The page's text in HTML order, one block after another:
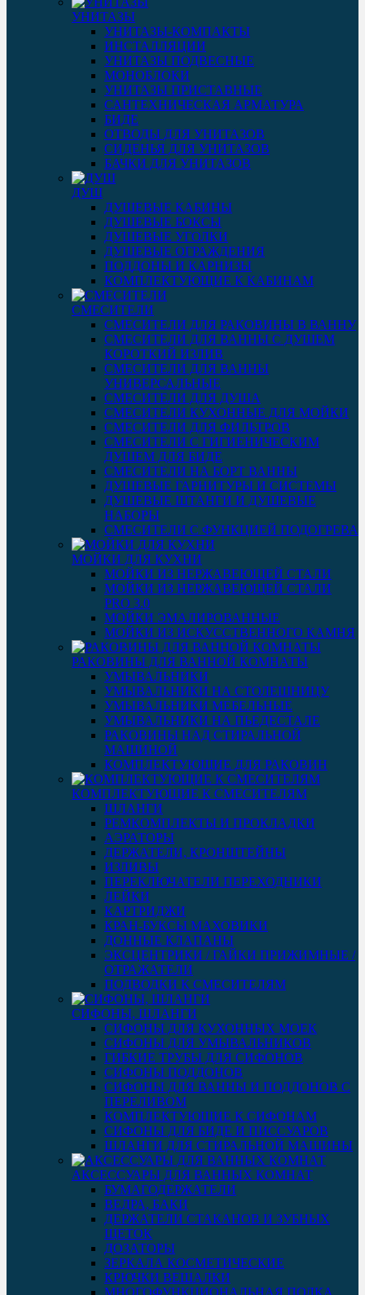
УНИТАЗЫ
УНИТАЗЫ-КОМПАКТЫ
ИНСТАЛЛЯЦИИ
УНИТАЗЫ ПОДВЕСНЫЕ
МОНОБЛОКИ
УНИТАЗЫ ПРИСТАВНЫЕ
САНТЕХНИЧЕСКАЯ АРМАТУРА
БИДЕ
ОТВОДЫ ДЛЯ УНИТАЗОВ
СИДЕНЬЯ ДЛЯ УНИТАЗОВ
БАЧКИ ДЛЯ УНИТАЗОВ
ДУШ
ДУШЕВЫЕ КАБИНЫ
ДУШЕВЫЕ БОКСЫ
ДУШЕВЫЕ УГОЛКИ
ДУШЕВЫЕ ОГРАЖДЕНИЯ
ПОДДОНЫ И КАРНИЗЫ
КОМПЛЕКТУЮЩИЕ К КАБИНАМ
СМЕСИТЕЛИ
СМЕСИТЕЛИ ДЛЯ РАКОВИНЫ В ВАННУ
СМЕСИТЕЛИ ДЛЯ ВАННЫ С ДУШЕМ
КОРОТКИЙ ИЗЛИВ
СМЕСИТЕЛИ ДЛЯ ВАННЫ
УНИВЕРСАЛЬНЫЕ
СМЕСИТЕЛИ ДЛЯ ДУША
СМЕСИТЕЛИ КУХОННЫЕ ДЛЯ МОЙКИ
СМЕСИТЕЛИ ДЛЯ ФИЛЬТРОВ
СМЕСИТЕЛИ С ГИГИЕНИЧЕСКИМ
ДУШЕМ ДЛЯ БИДЕ
СМЕСИТЕЛИ НА БОРТ ВАННЫ
ДУШЕВЫЕ ГАРНИТУРЫ И СИСТЕМЫ
ДУШЕВЫЕ ШТАНГИ И ДУШЕВЫЕ
НАБОРЫ
СМЕСИТЕЛИ С ФУНКЦИЕЙ ПОДОГРЕВА
МОЙКИ ДЛЯ КУХНИ
МОЙКИ ИЗ НЕРЖАВЕЮЩЕЙ СТАЛИ
МОЙКИ ИЗ НЕРЖАВЕЮЩЕЙ СТАЛИ
PRO 3.0
МОЙКИ ЭМАЛИРОВАННЫЕ
МОЙКИ ИЗ ИСКУССТВЕННОГО КАМНЯ
РАКОВИНЫ ДЛЯ ВАННОЙ КОМНАТЫ
УМЫВАЛЬНИКИ
УМЫВАЛЬНИКИ НА СТОЛЕШНИЦУ
УМЫВАЛЬНИКИ МЕБЕЛЬНЫЕ
УМЫВАЛЬНИКИ НА ПЬЕДЕСТАЛЕ
РАКОВИНЫ НАД СТИРАЛЬНОЙ
МАШИНОЙ
КОМПЛЕКТУЮЩИЕ ДЛЯ РАКОВИН
КОМПЛЕКТУЮЩИЕ К СМЕСИТЕЛЯМ
ШЛАНГИ
РЕМКОМПЛЕКТЫ И ПРОКЛАДКИ
АЭРАТОРЫ
ДЕРЖАТЕЛИ, КРОНШТЕЙНЫ
ИЗЛИВЫ
ПЕРЕКЛЮЧАТЕЛИ ПЕРЕХОДНИКИ
ЛЕЙКИ
КАРТРИДЖИ
КРАН-БУКСЫ МАХОВИКИ
ДОННЫЕ КЛАПАНЫ
ЭКСЦЕНТРИКИ / ГАЙКИ ПРИЖИМНЫЕ /
ОТРАЖАТЕЛИ
ПОДВОДКИ К СМЕСИТЕЛЯМ
СИФОНЫ, ШЛАНГИ
СИФОНЫ ДЛЯ КУХОННЫХ МОЕК
СИФОНЫ ДЛЯ УМЫВАЛЬНИКОВ
ГИБКИЕ ТРУБЫ ДЛЯ СИФОНОВ
СИФОНЫ ПОДДОНОВ
СИФОНЫ ДЛЯ ВАННЫ И ПОДДОНОВ С
ПЕРЕЛИВОМ
КОМПЛЕКТУЮЩИЕ К СИФОНАМ
СИФОНЫ ДЛЯ БИДЕ И ПИССУАРОВ
ШЛАНГИ ДЛЯ СТИРАЛЬНОЙ МАШИНЫ
АКСЕССУАРЫ ДЛЯ ВАННЫХ КОМНАТ
БУМАГОДЕРЖАТЕЛИ
ВЕДРА, БАКИ
ДЕРЖАТЕЛИ СТАКАНОВ И ЗУБНЫХ
ЩЕТОК
ДОЗАТОРЫ
ЗЕРКАЛА КОСМЕТИЧЕСКИЕ
КРЮЧКИ ВЕШАЛКИ
МНОГОФУНКЦИОНАЛЬНАЯ ПОЛКА